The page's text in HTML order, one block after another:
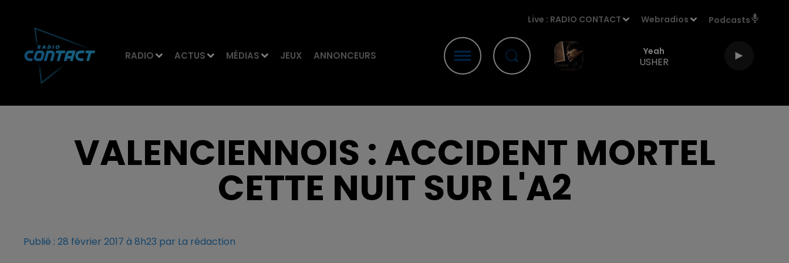
RADIO ACTUS MÉDIAS JEUX ANNONCEURS
Live : RADIO CONTACT Webradios Podcasts
Yeah
USHER
VALENCIENNOIS : ACCIDENT MORTEL
CETTE NUIT SUR L'A2
Publié : 28 février 2017 à 8h23 par La rédaction